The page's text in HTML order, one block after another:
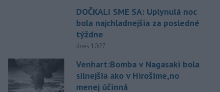
DOČKALI SME SA: Uplynulá noc
bola najchladnejšia za posledné
týždne
dnes 10:27
Venhart:Bomba v Nagasaki bola
silnejšia ako v Hirošime,no
menej účinná